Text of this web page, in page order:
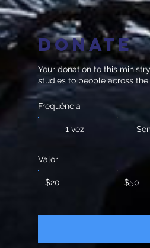
Donate
Your donation to this
studies to people across
Frequência
1 vez
Valor
$20 $50